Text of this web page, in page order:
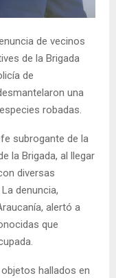
de vecinos
de la Brigada
de
una
robadas.
subrogante de la
la Brigada, al llegar
diversas
denuncia,
alertó a
que
hallados en